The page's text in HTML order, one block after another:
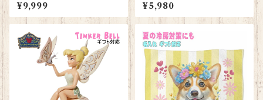
ュア プレゼント ギフト グッズ お
祝い 人形 置物 ジムショア グッ
タインデー ホワイトデー 母の日
贈り物 お祝い 退職祝い 卒業祝
¥9,999
ズ 雑貨 誕生日プレゼント ギフト
【型番 SB-156】
¥5,980